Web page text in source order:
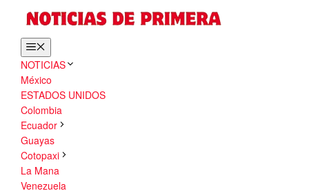
contenido
NOTICIAS
México
ESTADOS UNIDOS
Colombia
Ecuador
Guayas
Cotopaxi
La Mana
Venezuela